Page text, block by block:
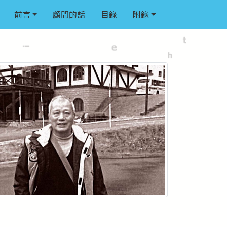
前言 顧問的話 目錄 附錄